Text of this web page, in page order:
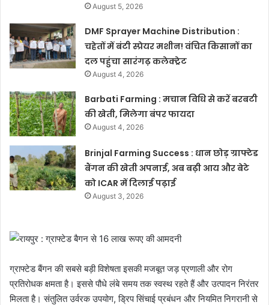
August 5, 2026
DMF Sprayer Machine Distribution :
चहेतों में बंटी स्प्रेयर मशीन! वंचित किसानों का
दल पहुंचा सारंगढ़ कलेक्ट्रेट
August 4, 2026
Barbati Farming : मचान विधि से करें बरबटी
की खेती, मिलेगा बंपर फायदा
August 4, 2026
Brinjal Farming Success : धान छोड़ ग्राफ्टेड
बैंगन की खेती अपनाई, अब बढ़ी आय और बेटे
को ICAR में दिलाई पढ़ाई
August 3, 2026
ग्राफ्टेड बैंगन की सबसे बड़ी विशेषता इसकी मजबूत जड़ प्रणाली और रोग
प्रतिरोधक क्षमता है। इससे पौधे लंबे समय तक स्वस्थ रहते हैं और उत्पादन निरंतर
मिलता है। संतुलित उर्वरक उपयोग, ड्रिप सिंचाई प्रबंधन और नियमित निगरानी से